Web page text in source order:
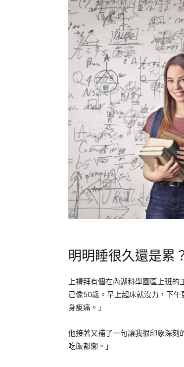
明明睡很久還是累
上禮拜有個在內湖科學園區上班
己像50歲。早上起床就沒力，下
身痠痛。」
他接著又補了一句讓我很印象深刻
吃飯都懶。」